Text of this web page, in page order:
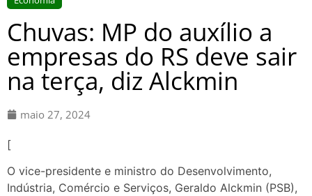
Chuvas: MP do auxílio a
empresas do RS deve sair
na terça, diz Alckmin
maio 27, 2024
[
O vice-presidente e ministro do Desenvolvimento,
Indústria, Comércio e Serviços, Geraldo Alckmin (PSB),